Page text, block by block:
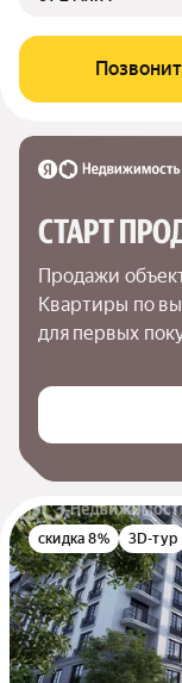
СТАРТ
Продажи
Квартиры по
для первых
скидка 8% 3D-тур